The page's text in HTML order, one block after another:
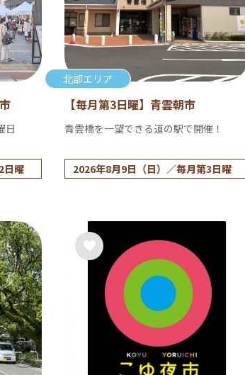
日
日曜
北部エリア
【毎月第3日曜】青雲朝市
青雲橋を一望できる道の駅で開催！
2026年8月9日（日）／毎月第3日曜